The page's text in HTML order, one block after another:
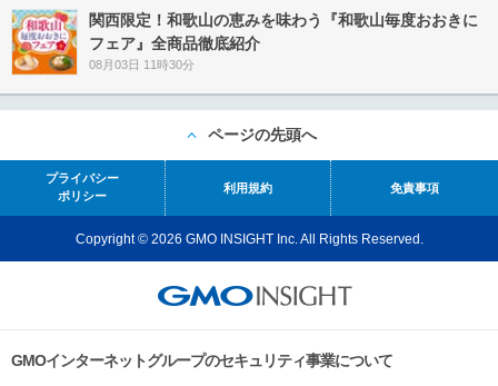
関西限定！和歌山の恵みを味わう『和歌山毎度おおきに
フェア』全商品徹底紹介
08月03日 11時30分
ページの先頭へ
プライバシー
ポリシー
利用規約 免責事項
Copyright © 2026 GMO INSIGHT Inc. All Rights Reserved.
GMOインターネットグループのセキュリティ事業について